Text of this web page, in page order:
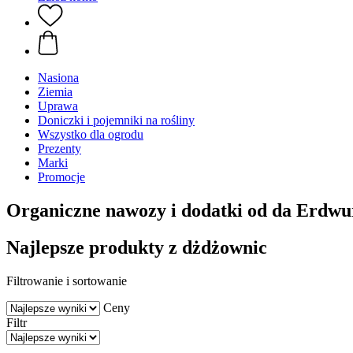
Nasiona
Ziemia
Uprawa
Doniczki i pojemniki na rośliny
Wszystko dla ogrodu
Prezenty
Marki
Promocje
Organiczne nawozy i dodatki od da
Najlepsze produkty z dżdżownic
Filtrowanie i sortowanie
Ceny
Filtr